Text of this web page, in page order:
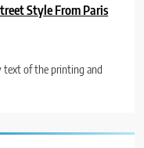
Style From Paris
text of the printing and